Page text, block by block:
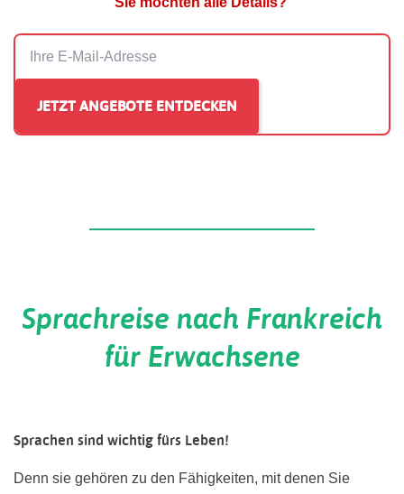
Sprachreise nach Frankreich
für Erwachsene
Sprachen sind wichtig fürs Leben!
Denn sie gehören zu den Fähigkeiten, mit denen Sie